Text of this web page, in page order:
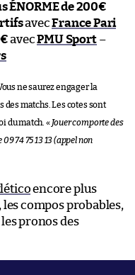
ÉNORME de 200€
avecFrance Pari
avecPMU Sport–
ne saurez engager la
matchs. Les cotes sont
du match. « Jouer comporte des
74 75 13 13 (appel non
encore plus
compos probables,
pronos des